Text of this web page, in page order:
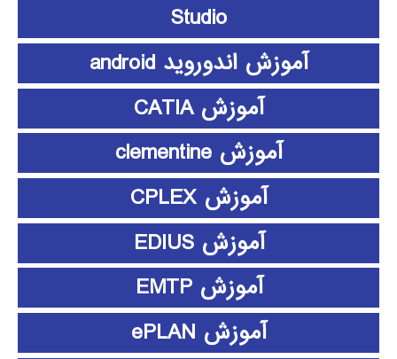
Studio
آموزش اندوروید android
آموزش CATIA
آموزش clementine
آموزش CPLEX
آموزش EDIUS
آموزش EMTP
آموزش ePLAN